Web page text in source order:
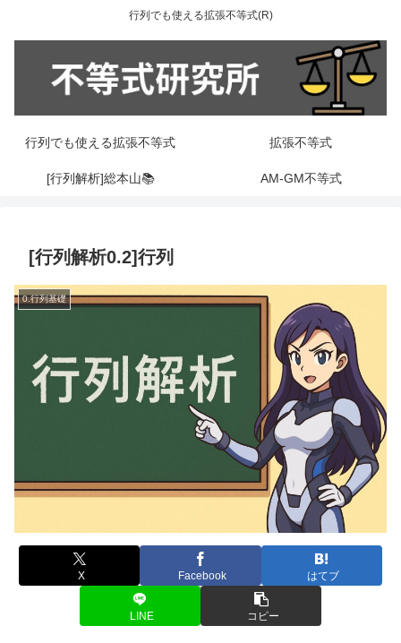
行列でも使える拡張不等式(R)
行列でも使える拡張不等式 拡張不等式
[行列解析]総本山📚 AM-GM不等式
[行列解析0.2]行列
0.行列基礎
X Facebook はてブ
LINE コピー